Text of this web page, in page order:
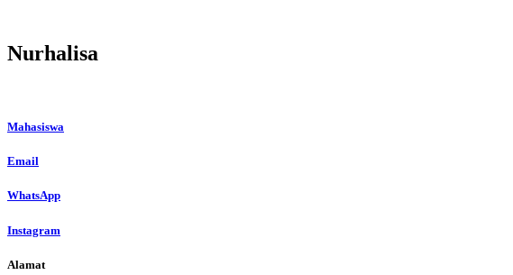
Nurhalisa
Mahasiswa
Email
WhatsApp
Instagram
Alamat